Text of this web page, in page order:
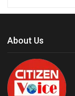
About Us